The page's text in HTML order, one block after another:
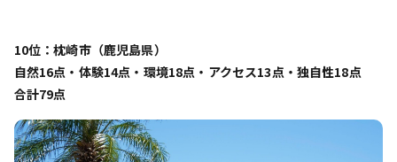
10位：枕崎市（鹿児島県）
自然16点・体験14点・環境18点・アクセス13点・独自性18点
合計79点